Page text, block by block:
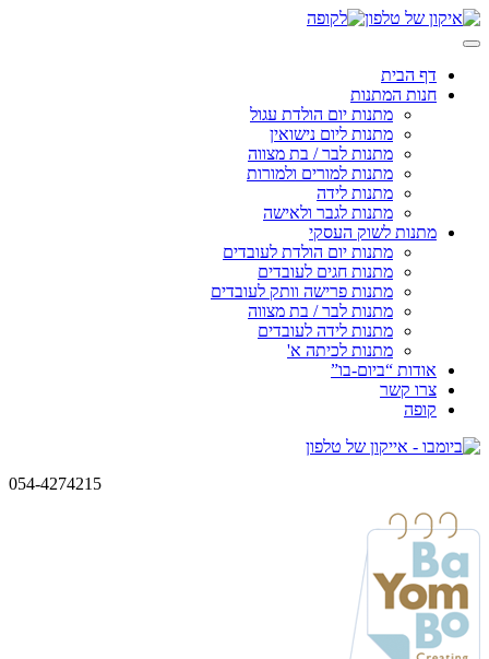
Skip
to
דף הבית
חנות המתנות
מתנות יום הולדת עגול
מתנות ליום נישואין
מתנות לבר / בת מצווה
מתנות למורים ולמורות
מתנות לידה
מתנות לגבר ולאישה
מתנות לשוק העסקי
מתנות יום הולדת לעובדים
מתנות חגים לעובדים
מתנות פרישה וותק לעובדים
מתנות לבר / בת מצווה
מתנות לידה לעובדים
מתנות לכיתה א'
אודות “ביום-בו”
צרו קשר
קופה
054-4274215